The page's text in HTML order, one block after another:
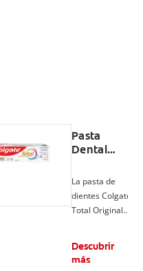
Pasta
Dental
Total
Original
Mint
La pasta de
dientes Colgate
Total Original
poderosa,
Descubrir
más